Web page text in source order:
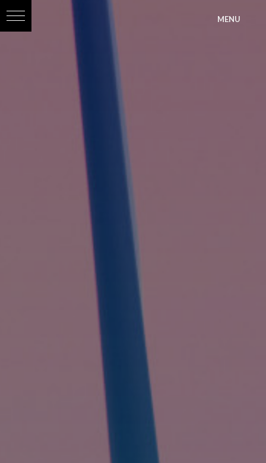
MENU